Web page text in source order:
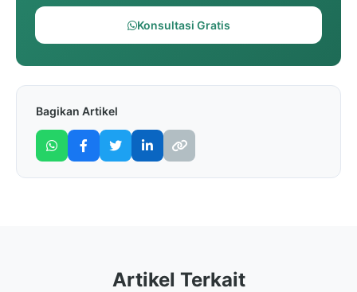
Konsultasi Gratis
Bagikan Artikel
Artikel Terkait